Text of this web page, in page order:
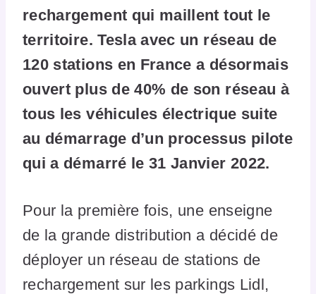
rechargement qui maillent tout le
territoire. Tesla avec un réseau de
120 stations en France a désormais
ouvert plus de 40% de son réseau à
tous les véhicules électrique suite
au démarrage d’un processus pilote
qui a démarré le 31 Janvier 2022.
Pour la première fois, une enseigne
de la grande distribution a décidé de
déployer un réseau de stations de
rechargement sur les parkings Lidl,